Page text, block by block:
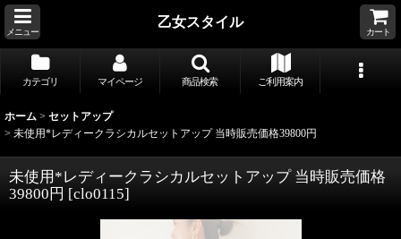
メニュー
乙女スタイル
カート
カテゴリ マイページ 商品検索 ご利用案内
ホーム > セットアップ
> 未使用*レディークラシカルセットアップ 当時販売価格39800円
未使用*レディークラシカルセットアップ 当時販売価格
39800円 [clo0115]